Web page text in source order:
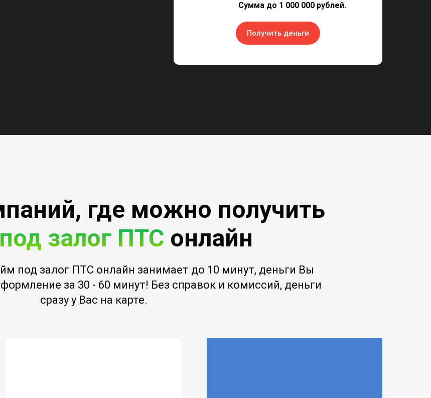
Сумма до 1 000 000 рублей.
Получить деньги
где можно получить
залог ПТС онлайн
под залог ПТС онлайн занимает до 10 минут, деньги Вы
за 30 - 60 минут! Без справок и комиссий, деньги
сразу у Вас на карте.